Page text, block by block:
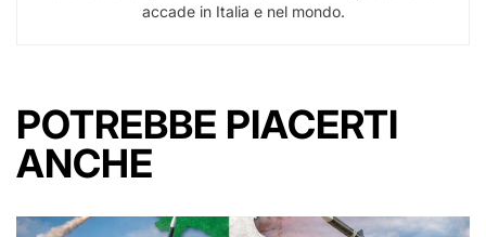
accade in Italia e nel mondo.
POTREBBE PIACERTI
ANCHE